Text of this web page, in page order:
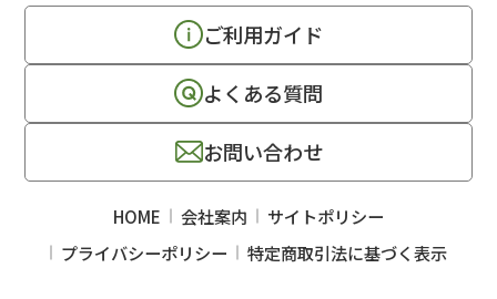
ご利用ガイド
よくある質問
お問い合わせ
HOME 会社案内
サイトポリシー
プライバシーポリシー
特定商取引法に基づく表示